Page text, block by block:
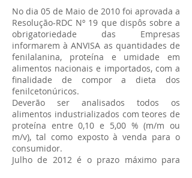
No dia 05 de Maio de 2010 foi aprovada a
Resolução-RDC Nº 19 que dispôs sobre a
obrigatoriedade das Empresas
informarem à ANVISA as quantidades de
fenilalanina, proteína e umidade em
alimentos nacionais e importados, com a
finalidade de compor a dieta dos
fenilcetonúricos.
Deverão ser analisados todos os
alimentos industrializados com teores de
proteína entre 0,10 e 5,00 % (m/m ou
m/v), tal como exposto à venda para o
consumidor.
Julho de 2012 é o prazo máximo para